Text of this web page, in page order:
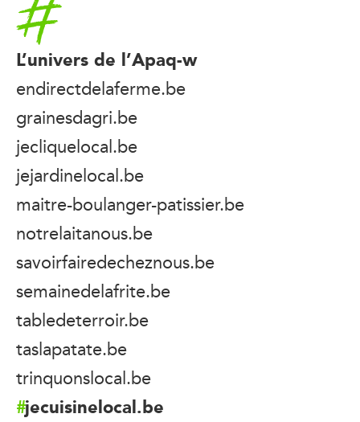
L’univers de l’Apaq-w
endirectdelaferme.be
grainesdagri.be
jecliquelocal.be
jejardinelocal.be
maitre-boulanger-patissier.be
notrelaitanous.be
savoirfairedecheznous.be
semainedelafrite.be
tabledeterroir.be
taslapatate.be
trinquonslocal.be
jecuisinelocal.be